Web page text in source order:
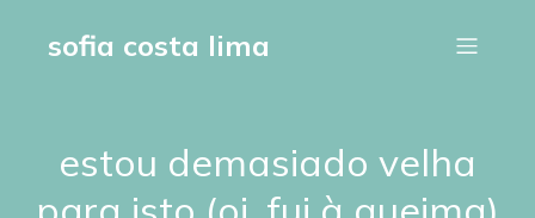
sofia costa lima
estou demasiado velha